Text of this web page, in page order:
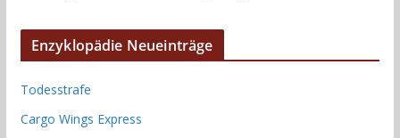
Enzyklopädie Neueinträge
Todesstrafe
Cargo Wings Express